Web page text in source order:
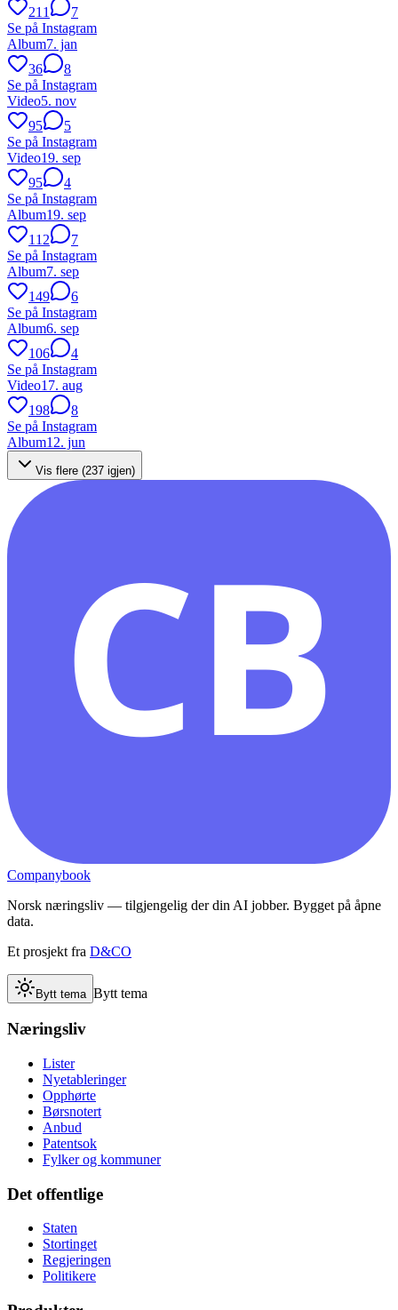
211
7
Se på Instagram
Album7. jan
36
8
Se på Instagram
Video5. nov
95
5
Se på Instagram
Video19. sep
95
4
Se på Instagram
Album19. sep
112
7
Se på Instagram
Album7. sep
149
6
Se på Instagram
Album6. sep
106
4
Se på Instagram
Video17. aug
198
8
Se på Instagram
Album12. jun
Vis flere (237 igjen)
CB
Companybook
Norsk næringsliv — tilgjengelig der din AI jobber. Bygget på åpne
data.
Et prosjekt fra D&CO
Bytt tema Bytt tema
Næringsliv
Lister
Nyetableringer
Opphørte
Børsnotert
Anbud
Patentsok
Fylker og kommuner
Det offentlige
Staten
Stortinget
Regjeringen
Politikere